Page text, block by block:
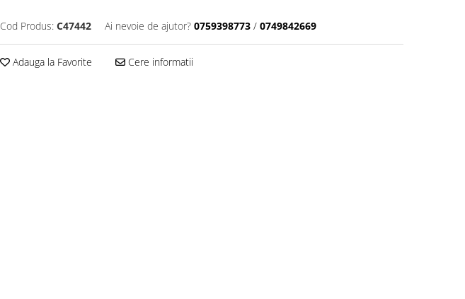
Cod Produs: C47442 Ai nevoie de ajutor? 0759398773 / 0749842669
Adauga la Favorite Cere informatii